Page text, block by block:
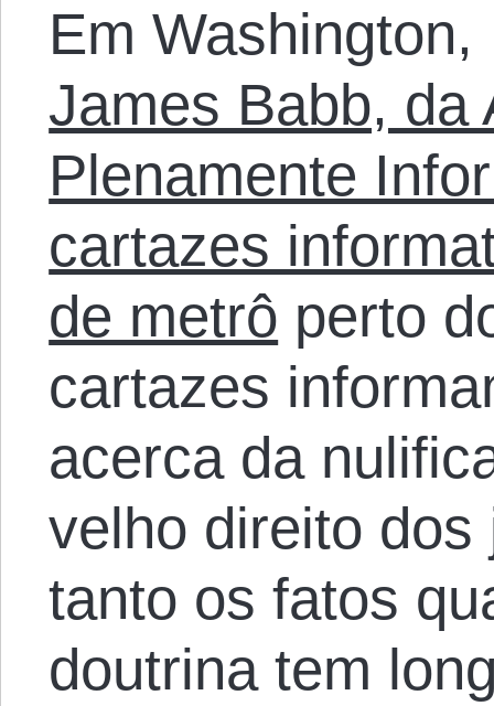
Em
James Babb, da
Plenamente
cartazes
de metrô perto
cartazes
acerca da
velho direito
tanto os fatos
doutrina tem